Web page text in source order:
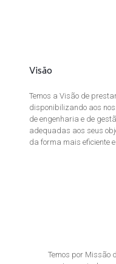
Visão
Temos a Visão de
disponibilizando aos
de engenharia e de
adequadas aos seus
da forma mais eficiente
Temos por Missão